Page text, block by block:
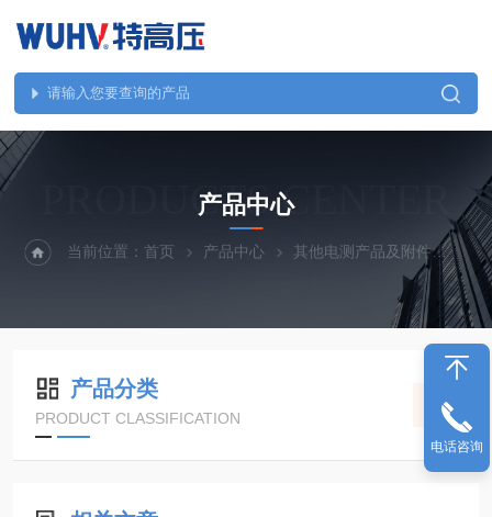
PRODUCTS CENTER
产品中心
当前位置：首页 产品中心 其他电测产品及附件
产品分类
PRODUCT CLASSIFICATION
电话咨询